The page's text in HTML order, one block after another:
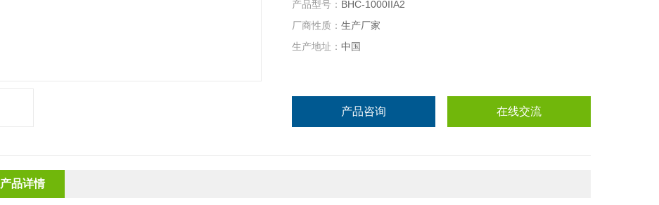
产品型号： BHC-1000IIA2
厂商性质： 生产厂家
生产地址： 中国
产品咨询 在线交流
产品详情